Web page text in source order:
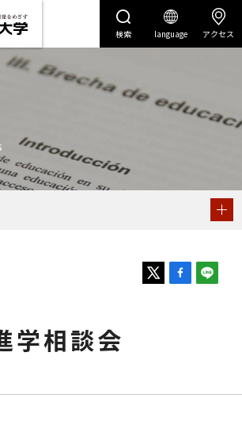
検索 language アクセス
センディナビTOP
学相談会